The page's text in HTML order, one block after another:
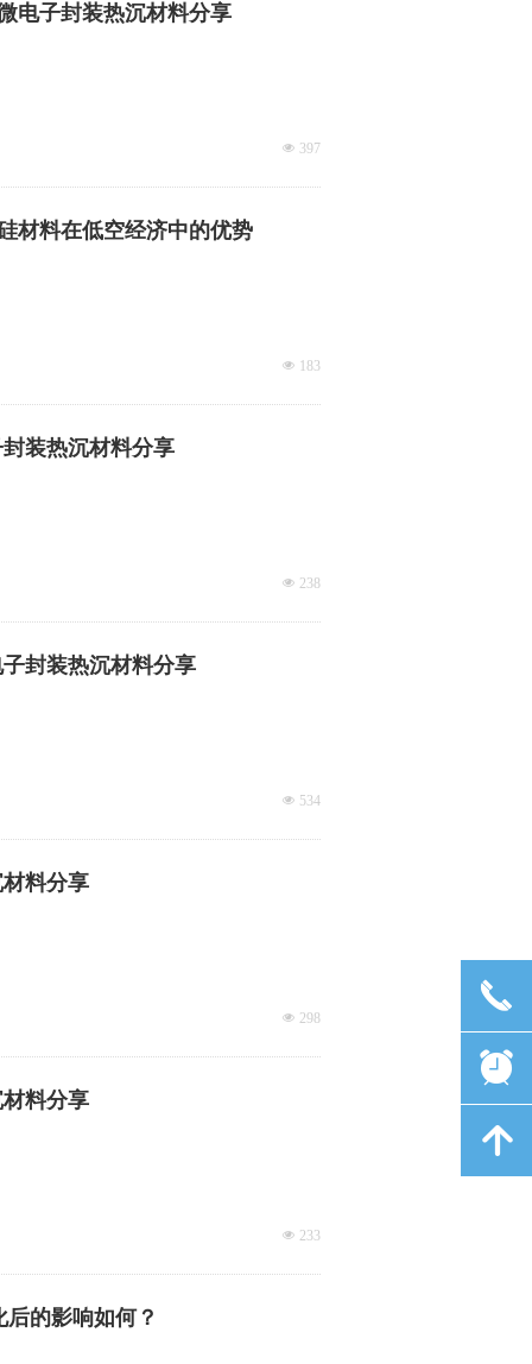
电子封装热沉材料分享
넶 397
材料在低空经济中的优势
넶 183
装热沉材料分享
넶 238
封装热沉材料分享
넶 534
料分享
넶 298
料分享
넶 233
的影响如何？
끅
뀥
녕